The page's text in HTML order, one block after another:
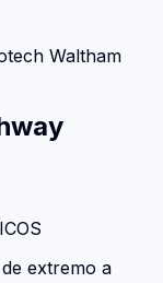
Waltham
extremo a